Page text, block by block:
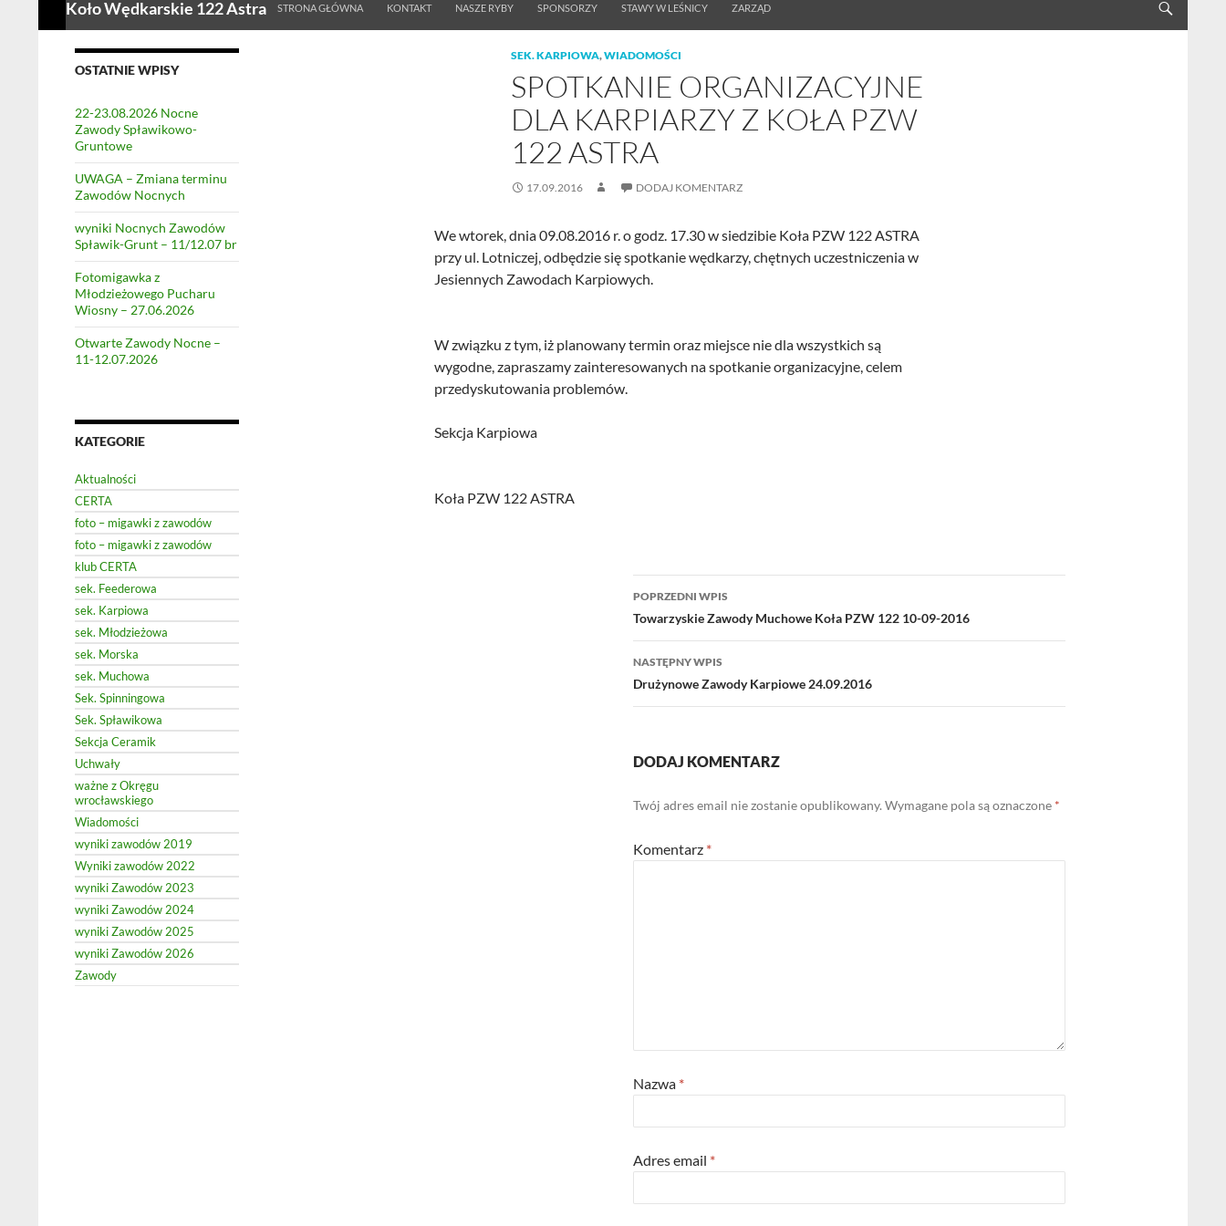
Koło Wędkarskie 122 Astra STRONA GŁÓWNA KONTAKT NASZE RYBY SPONSORZY STAWY W LEŚNICY ZARZĄD
SEK. KARPIOWA,WIADOMOŚCI
SPOTKANIE ORGANIZACYJNE
DLA KARPIARZY Z KOŁA PZW
122 ASTRA
17.09.2016 DODAJ KOMENTARZ
We wtorek, dnia 09.08.2016 r. o godz. 17.30 w siedzibie Koła PZW 122 ASTRA
przy ul. Lotniczej, odbędzie się spotkanie wędkarzy, chętnych uczestniczenia w
Jesiennych Zawodach Karpiowych.
W związku z tym, iż planowany termin oraz miejsce nie dla wszystkich są
wygodne, zapraszamy zainteresowanych na spotkanie organizacyjne, celem
przedyskutowania problemów.
Sekcja Karpiowa
Koła PZW 122 ASTRA
Nawigacja
wpisu
POPRZEDNI WPIS
Towarzyskie Zawody Muchowe Koła PZW 122 10-09-2016
NASTĘPNY WPIS
Drużynowe Zawody Karpiowe 24.09.2016
DODAJ KOMENTARZ
Twój adres email nie zostanie opublikowany. Wymagane pola są oznaczone *
Komentarz *
Nazwa *
Adres email *
OSTATNIE WPISY
22-23.08.2026 Nocne
Zawody Spławikowo-
Gruntowe
UWAGA – Zmiana terminu
Zawodów Nocnych
wyniki Nocnych Zawodów
Spławik-Grunt – 11/12.07 br
Fotomigawka z
Młodzieżowego Pucharu
Wiosny – 27.06.2026
Otwarte Zawody Nocne –
11-12.07.2026
KATEGORIE
Aktualności
CERTA
foto – migawki z zawodów
foto – migawki z zawodów
klub CERTA
sek. Feederowa
sek. Karpiowa
sek. Młodzieżowa
sek. Morska
sek. Muchowa
Sek. Spinningowa
Sek. Spławikowa
Sekcja Ceramik
Uchwały
ważne z Okręgu
wrocławskiego
Wiadomości
wyniki zawodów 2019
Wyniki zawodów 2022
wyniki Zawodów 2023
wyniki Zawodów 2024
wyniki Zawodów 2025
wyniki Zawodów 2026
Zawody